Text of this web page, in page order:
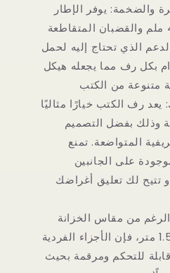
والضخمة: يوفر الإطار
الستيل بسمك 20 × 40 ملم والقضبان المتقاطعة
الذي تحتاج إليه لحمل
كيلوجرام بكل رف مما يجعله هيكل
متنوعة من الكتب
يعد رف الكتب خيارًا مثاليًا
وذلك بفضل التصميم
المتواضعة. تمنع
على الجانبين
لك تعليق أغراضك
من مقاس الخزانة
يبلغ 74 × 30 سم × 1.55 متر، فإن الأجزاء الفردية
للتحكم ومرقمة بحيث